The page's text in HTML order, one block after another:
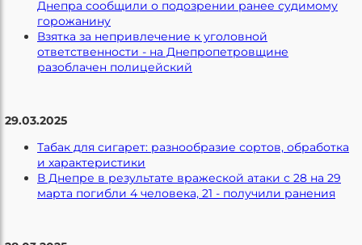
Днепра сообщили о подозрении ранее судимому
горожанину
Взятка за непривлечение к уголовной
ответственности - на Днепропетровщине
разоблачен полицейский
29.03.2025
Табак для сигарет: разнообразие сортов, обработка
и характеристики
В Днепре в результате вражеской атаки с 28 на 29
марта погибли 4 человека, 21 - получили ранения